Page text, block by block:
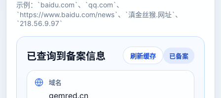
示例：`baidu.com`、`qq.com`、
`https://www.baidu.com/news`、`滇金丝猴.网址`、
`218.56.9.97`
已查询到备案信息 刷新缓存 已备案
域名
gemred.cn